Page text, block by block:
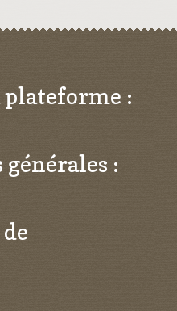
plateforme :
: